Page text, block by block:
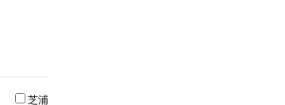
芝浦